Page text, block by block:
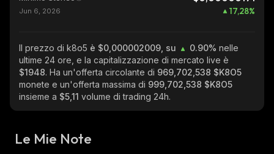
Jun 6, 2026 17,28%
Il prezzo di k8o5 è $0,000002009, su 0.90% nelle
ultime 24 ore, e la capitalizzazione di mercato live è
$1948. Ha un'offerta circolante di 969,702,538 $K8O5
monete e un'offerta massima di 999,702,538 $K8O5
insieme a $5,11 volume di trading 24h.
Le Mie Note